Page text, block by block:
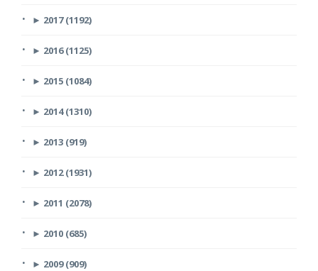
► 2017 (1192)
► 2016 (1125)
► 2015 (1084)
► 2014 (1310)
► 2013 (919)
► 2012 (1931)
► 2011 (2078)
► 2010 (685)
► 2009 (909)